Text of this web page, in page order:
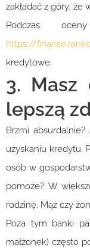
zakładać z góry, że
Podczas
https://
kredytowe.
3. Masz
lepszą
Brzmi
uzyskaniu kredytu.
osób w
pomoże? W
rodzinę. Mąż czy
Poza tym banki
małżonek) często